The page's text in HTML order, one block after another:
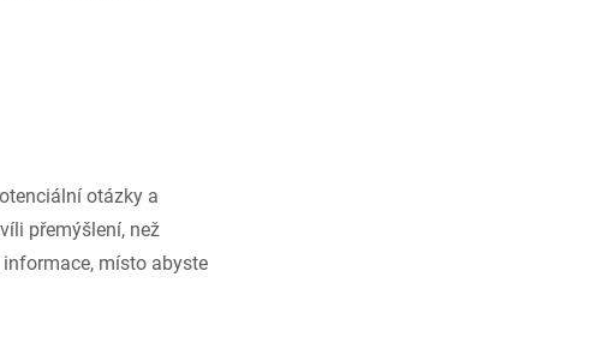
otázky a
přemýšlení, než
místo abyste